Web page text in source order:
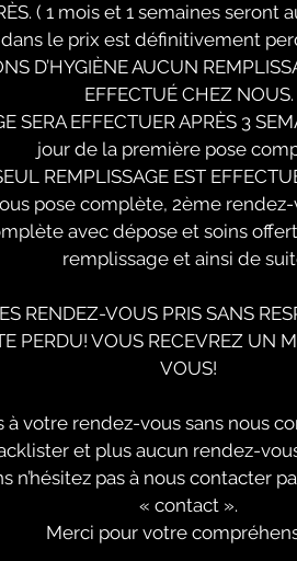
( 1 mois et 1 semaines
le prix est définitivement
D’HYGIÈNE AUCUN
EFFECTUÉ CHEZ NOUS.
SERA EFFECTUER APRÈS 3
jour de la première pose
REMPLISSAGE EST
pose complète, 2ème
avec dépose et soins
remplissage et ainsi de
RENDEZ-VOUS PRIS SANS
PERDU! VOUS RECEVREZ UN
VOUS!
à votre rendez-vous sans nous
et plus aucun rendez-
n’hésitez pas à nous contacter
« contact ».
Merci pour votre